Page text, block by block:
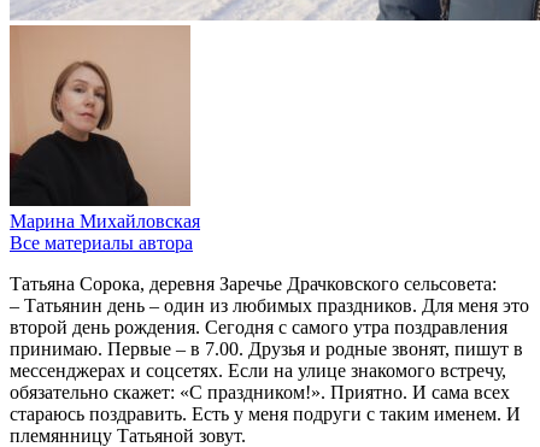
Марина Михайловская
Все материалы автора
Татьяна Сорока, деревня Заречье Драчковского сельсовета:
– Татьянин день – один из любимых праздников. Для меня это
второй день рождения. Сегодня с самого утра поздравления
принимаю. Первые – в 7.00. Друзья и родные звонят, пишут в
мессенджерах и соцсетях. Если на улице знакомого встречу,
обязательно скажет: «С праздником!». Приятно. И сама всех
стараюсь поздравить. Есть у меня подруги с таким именем. И
племянницу Татьяной зовут.